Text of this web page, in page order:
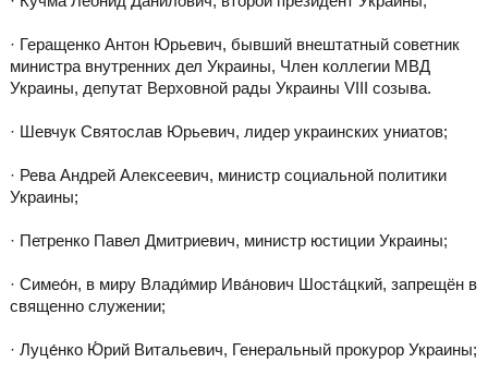
· Геращенко Антон Юрьевич, бывший внештатный советник
министра внутренних дел Украины, Член коллегии МВД
Украины, депутат Верховной рады Украины VIII созыва.
· Шевчук Святослав Юрьевич, лидер украинских униатов;
· Рева Андрей Алексеевич, министр социальной политики
Украины;
· Петренко Павел Дмитриевич, министр юстиции Украины;
· Симео́н, в миру Влади́мир Ива́нович Шоста́цкий, запрещён в
священно служении;
· Луце́нко Ю́рий Витальевич, Генеральный прокурор Украины;